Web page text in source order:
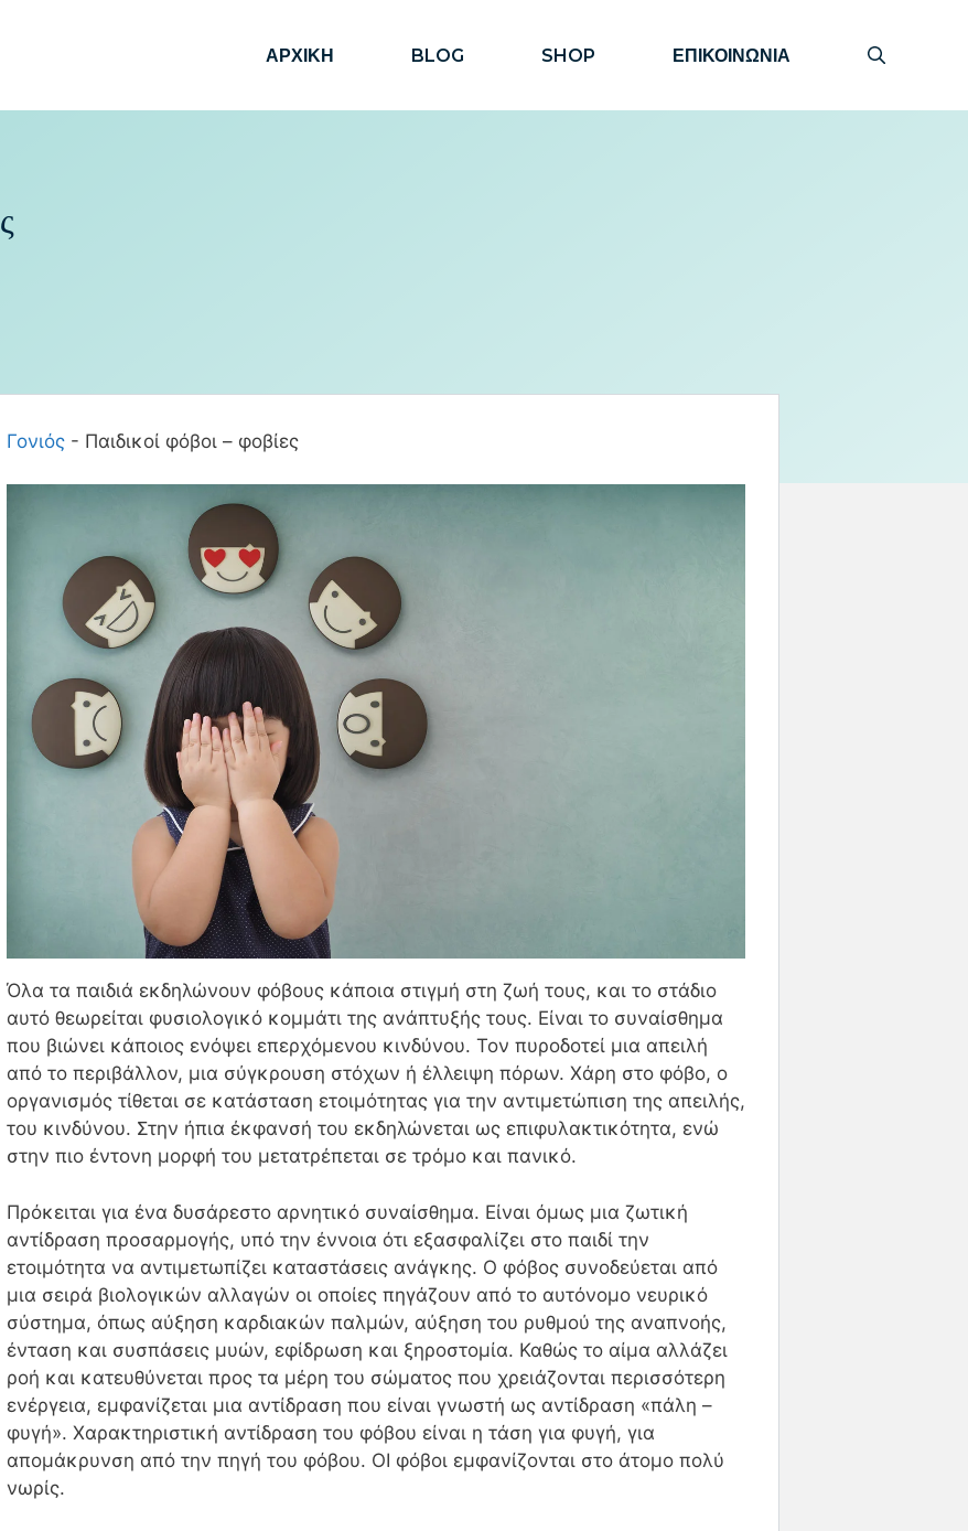
ΑΡΧΙΚΗ BLOG SHOP ΕΠΙΚΟΙΝΩΝΙΑ
Γονιός - Παιδικοί φόβοι – φοβίες
Όλα τα παιδιά εκδηλώνουν φόβους κάποια στιγμή στη ζωή τους, και το στάδιο
αυτό θεωρείται φυσιολογικό κομμάτι της ανάπτυξής τους. Είναι το συναίσθημα
που βιώνει κάποιος ενόψει επερχόμενου κινδύνου. Τον πυροδοτεί μια απειλή
από το περιβάλλον, μια σύγκρουση στόχων ή έλλειψη πόρων. Χάρη στο φόβο, ο
οργανισμός τίθεται σε κατάσταση ετοιμότητας για την αντιμετώπιση της απειλής,
του κινδύνου. Στην ήπια έκφανσή του εκδηλώνεται ως επιφυλακτικότητα, ενώ
στην πιο έντονη μορφή του μετατρέπεται σε τρόμο και πανικό.
Πρόκειται για ένα δυσάρεστο αρνητικό συναίσθημα. Είναι όμως μια ζωτική
αντίδραση προσαρμογής, υπό την έννοια ότι εξασφαλίζει στο παιδί την
ετοιμότητα να αντιμετωπίζει καταστάσεις ανάγκης. Ο φόβος συνοδεύεται από
μια σειρά βιολογικών αλλαγών οι οποίες πηγάζουν από το αυτόνομο νευρικό
σύστημα, όπως αύξηση καρδιακών παλμών, αύξηση του ρυθμού της αναπνοής,
ένταση και συσπάσεις μυών, εφίδρωση και ξηροστομία. Καθώς το αίμα αλλάζει
ροή και κατευθύνεται προς τα μέρη του σώματος που χρειάζονται περισσότερη
ενέργεια, εμφανίζεται μια αντίδραση που είναι γνωστή ως αντίδραση «πάλη –
φυγή». Χαρακτηριστική αντίδραση του φόβου είναι η τάση για φυγή, για
απομάκρυνση από την πηγή του φόβου. ΟΙ φόβοι εμφανίζονται στο άτομο πολύ
νωρίς.